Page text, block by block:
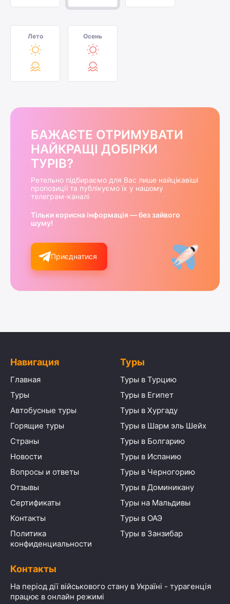
Лето Осень
БАЖАЄТЕ ОТРИМУВАТИ
НАЙКРАЩІ ДОБІРКИ
ТУРІВ?
Ретельно підбираємо для Вас лише найцікавіші
пропозиції та публікуємо їх у нашому
телеграм-каналі
Тільки корисна інформація — без зайвого
шуму!
Приєднатися
Навигация
Главная
Туры
Автобусные туры
Горящие туры
Страны
Новости
Вопросы и ответы
Отзывы
Сертификаты
Контакты
Политика
конфиденциальности
Туры
Туры в Турцию
Туры в Египет
Туры в Хургаду
Туры в Шарм эль Шейх
Туры в Болгарию
Туры в Испанию
Туры в Черногорию
Туры в Доминикану
Туры на Мальдивы
Туры в ОАЭ
Туры в Занзибар
Контакты
На період дії військового стану в Україні - турагенція
працює в онлайн режимі